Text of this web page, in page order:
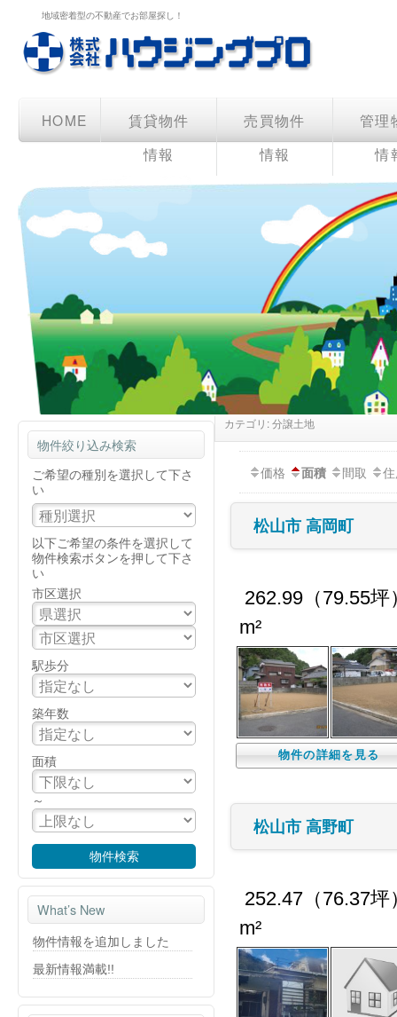
地域密着型の不動産でお部屋探し！
HOME
賃貸物件
情報
売買物件
情報
管理
情
カテゴリ: 分譲土地
価格 面積 間取
松山市 高岡町
262.99（79.55坪
m²
物件の詳細を見る
松山市 高野町
252.47（76.37坪
m²
物件絞り込み検索
ご希望の種別を選択して下さ
い
以下ご希望の条件を選択して
物件検索ボタンを押して下さ
い
市区選択
駅歩分
築年数
面積
～
What’s New
物件情報を追加しました
最新情報満載!!